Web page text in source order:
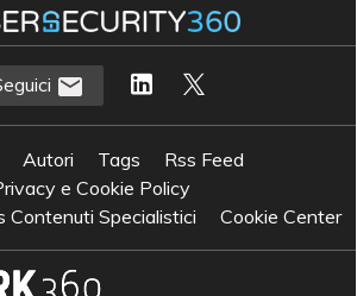
Autori Tags
Rss Feed
e Cookie Policy
Contenuti Specialistici
Cookie Center